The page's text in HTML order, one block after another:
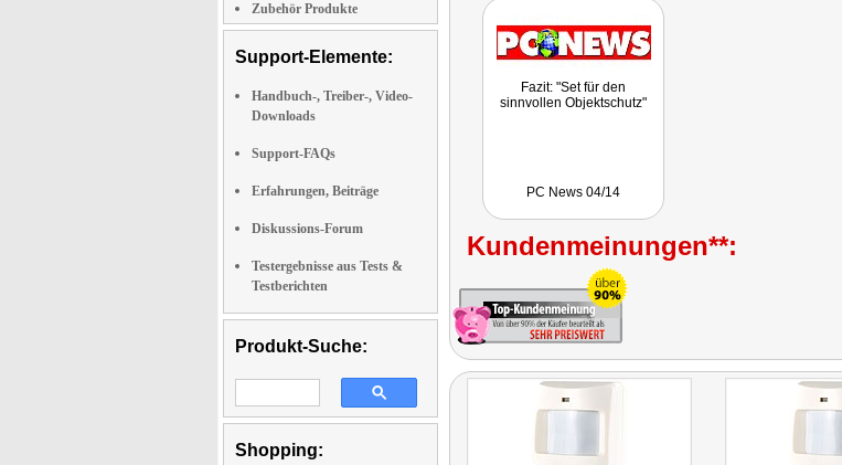
Zubehör Produkte
Support-Elemente:
Handbuch-, Treiber-, Video-
Downloads
Support-FAQs
Erfahrungen, Beiträge
Diskussions-Forum
Testergebnisse aus Tests &
Testberichten
Produkt-Suche:
Shopping:
Fazit: "Set für den
sinnvollen Objektschutz"
PC News 04/14
Kundenmeinungen**: